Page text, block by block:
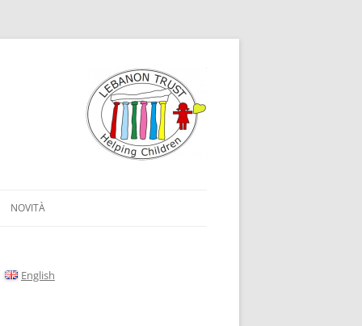
NOVITÀ
English